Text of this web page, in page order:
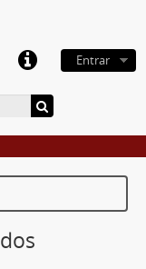
Entrar